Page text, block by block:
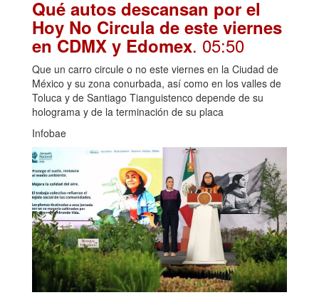
Qué autos descansan por el
Hoy No Circula de este viernes
en CDMX y Edomex. 05:50
Que un carro circule o no este viernes en la Ciudad de
México y su zona conurbada, así como en los valles de
Toluca y de Santiago Tianguistenco depende de su
holograma y de la terminación de su placa
Infobae